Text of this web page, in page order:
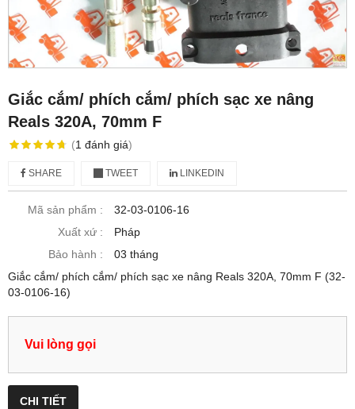
Giắc cắm/ phích cắm/ phích sạc xe nâng
Reals 320A, 70mm F
(1 đánh giá)
SHARE TWEET LINKEDIN
Mã sản phẩm :
32-03-0106-16
Xuất xứ :
Pháp
Bảo hành :
03 tháng
Giắc cắm/ phích cắm/ phích sạc xe nâng Reals 320A, 70mm F (32-
03-0106-16)
Vui lòng gọi
CHI TIẾT